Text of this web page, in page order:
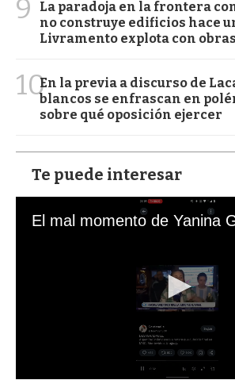
9
La paradoja en la frontera
no construye edificios hace
Livramento explota con obras
10En la previa a discurso de
blancos se enfrascan en
sobre qué oposición ejercer
Te puede interesar